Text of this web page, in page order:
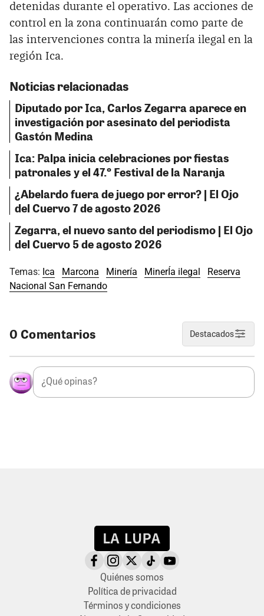
detenidas durante el operativo. Las acciones de
control en la zona continuarán como parte de
las intervenciones contra la minería ilegal en la
región Ica.
Noticias relacionadas
Diputado por Ica, Carlos Zegarra aparece en
investigación por asesinato del periodista
Gastón Medina
Ica: Palpa inicia celebraciones por fiestas
patronales y el 47.º Festival de la Naranja
¿Abelardo fuera de juego por error? | El Ojo
del Cuervo 7 de agosto 2026
Zegarra, el nuevo santo del periodismo | El Ojo
del Cuervo 5 de agosto 2026
Temas: Ica Marcona Minería MinerÍa ilegal
Reserva
Nacional San Fernando
0 Comentarios Destacados
Quiénes somos
Política de privacidad
Términos y condiciones